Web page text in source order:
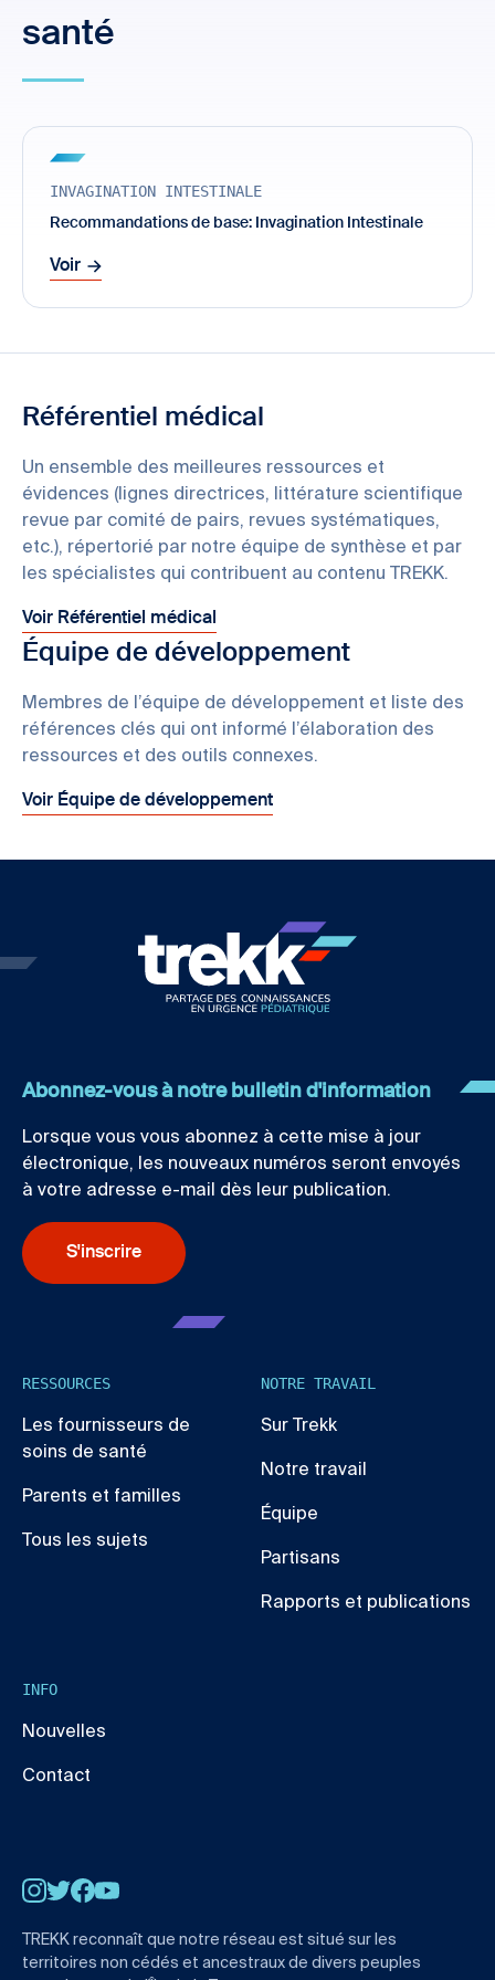
santé
INVAGINATION INTESTINALE
Recommandations de base: Invagination Intestinale
Voir
Référentiel médical
Un ensemble des meilleures ressources et
évidences (lignes directrices, littérature scientifique
revue par comité de pairs, revues systématiques,
etc.), répertorié par notre équipe de synthèse et par
les spécialistes qui contribuent au contenu TREKK.
Voir Référentiel médical
Équipe de développement
Membres de l’équipe de développement et liste des
références clés qui ont informé l’élaboration des
ressources et des outils connexes.
Voir Équipe de développement
Abonnez-vous à notre bulletin d'information
Lorsque vous vous abonnez à cette mise à jour
électronique, les nouveaux numéros seront envoyés
à votre adresse e-mail dès leur publication.
S'inscrire
RESSOURCES
Les fournisseurs de
soins de santé
Parents et familles
Tous les sujets
NOTRE TRAVAIL
Sur Trekk
Notre travail
Équipe
Partisans
Rapports et publications
INFO
Nouvelles
Contact
Instagram
Twitter
Facebook
TREKK reconnaît que notre réseau est situé sur les
territoires non cédés et ancestraux de divers peuples